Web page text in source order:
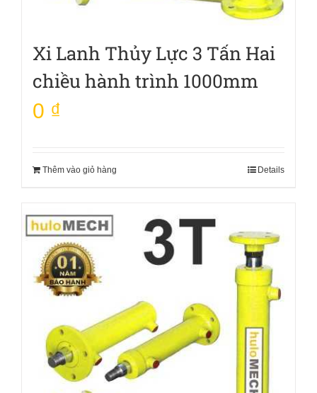
Xi Lanh Thủy Lực 3 Tấn Hai
chiều hành trình 1000mm
0 ₫
Thêm vào giỏ hàng Details